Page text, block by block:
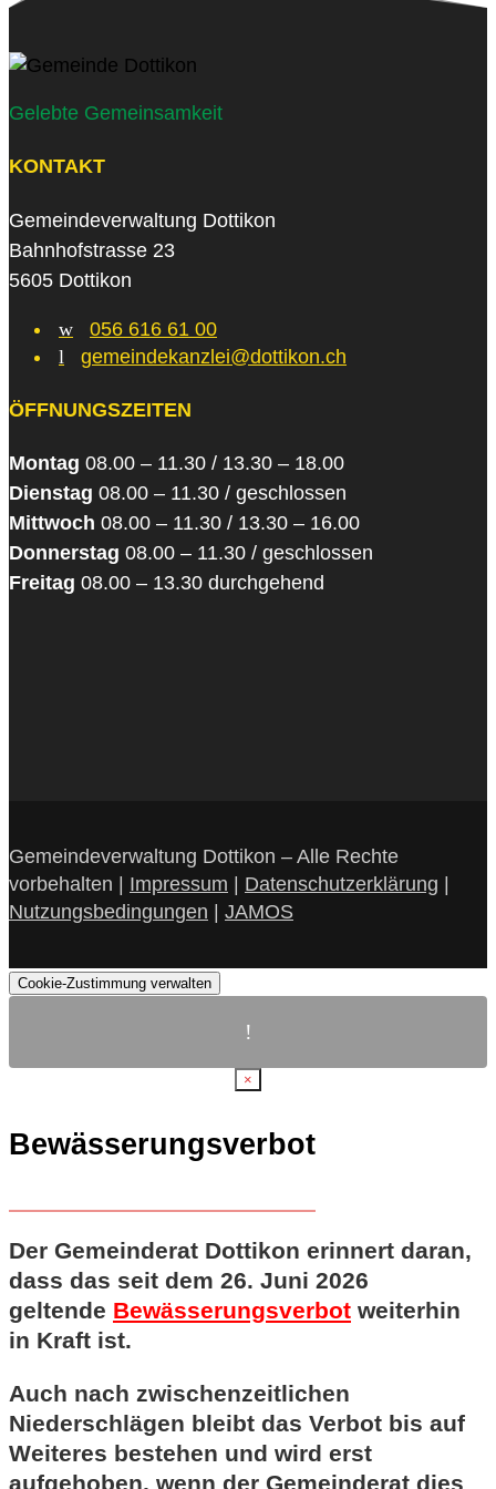
Gelebte Gemeinsamkeit
KONTAKT
Gemeindeverwaltung Dottikon
Bahnhofstrasse 23
5605 Dottikon
w
056 616 61 00
l
gemeindekanzlei@dottikon.ch
ÖFFNUNGSZEITEN
Montag 08.00 – 11.30 / 13.30 – 18.00
Dienstag 08.00 – 11.30 / geschlossen
Mittwoch 08.00 – 11.30 / 13.30 – 16.00
Donnerstag 08.00 – 11.30 / geschlossen
Freitag 08.00 – 13.30 durchgehend
Gemeindeverwaltung Dottikon – Alle Rechte
vorbehalten | Impressum Datenschutzerklärung
Nutzungsbedingungen
JAMOS
Cookie-Zustimmung verwalten
×
Bewässerungsverbot
Der Gemeinderat Dottikon erinnert daran,
dass das seit dem 26. Juni 2026
geltende Bewässerungsverbot weiterhin
in Kraft ist.
Auch nach zwischenzeitlichen
Niederschlägen bleibt das Verbot bis auf
Weiteres bestehen und wird erst
aufgehoben, wenn der Gemeinderat dies